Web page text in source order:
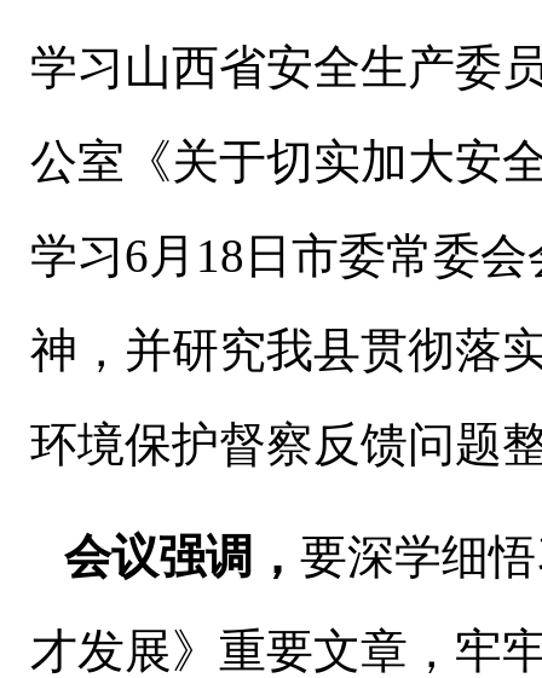
学习山西省安全生产委
公室《关于切实加大安
学习6月 18 日市委常委
神，并研究我县贯彻落
环境保护督察反馈问题
会议强调， 要深学细
才发展》重要文章，牢